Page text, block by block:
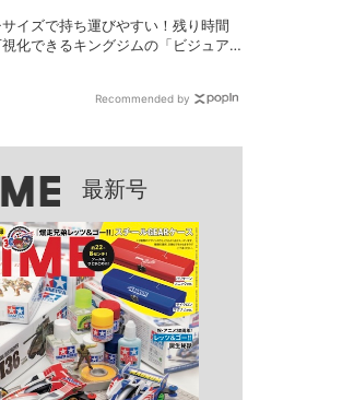
イズで持ち運びやすい！残り時間
化できるキングジムの「ビジュア
Recommended by
最新号